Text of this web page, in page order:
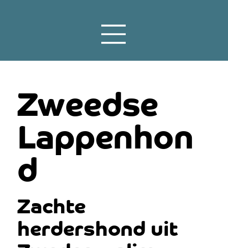
Zweedse
Lappenhon
d
Zachte
herdershond uit